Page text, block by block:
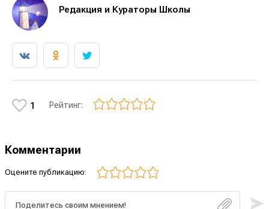
Редакция и Кураторы Школы
1 Рейтинг:
Комментарии
Оцените публикацию: